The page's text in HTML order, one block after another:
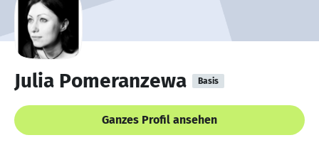
Julia Pomeranzewa Basis
Ganzes Profil ansehen